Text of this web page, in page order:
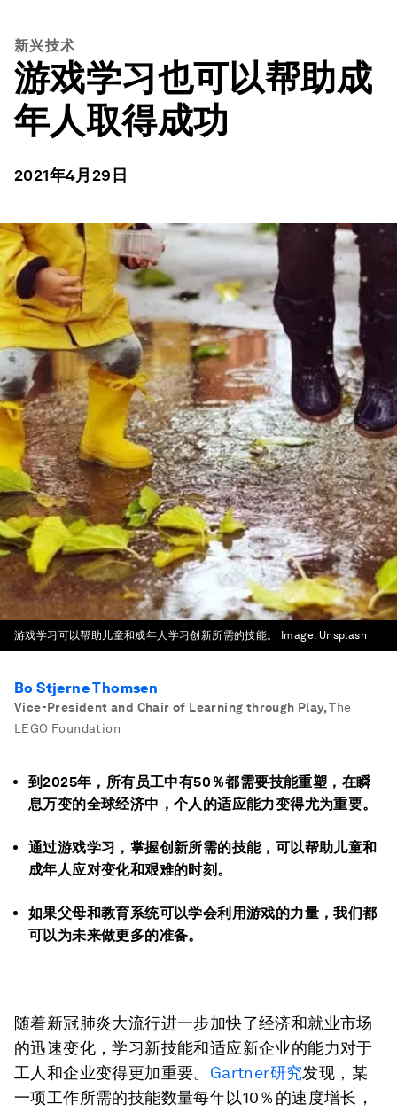
新兴技术
游戏学习也可以帮助成
年人取得成功
2021年4月29日
游戏学习可以帮助儿童和成年人学习创新所需的技能。 Image: Unsplash
Bo Stjerne Thomsen
Vice-President and Chair of Learning through Play, The
LEGO Foundation
到2025年，所有员工中有50％都需要技能重塑，在瞬
息万变的全球经济中，个人的适应能力变得尤为重要。
通过游戏学习，掌握创新所需的技能，可以帮助儿童和
成年人应对变化和艰难的时刻。
如果父母和教育系统可以学会利用游戏的力量，我们都
可以为未来做更多的准备。
随着新冠肺炎大流行进一步加快了经济和就业市场
的迅速变化，学习新技能和适应新企业的能力对于
工人和企业变得更加重要。 Gartner研究发现，某
一项工作所需的技能数量每年以10％的速度增长，